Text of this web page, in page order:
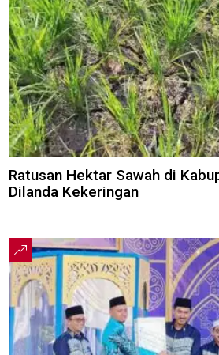
Ratusan Hektar Sawah di
Dilanda Kekeringan